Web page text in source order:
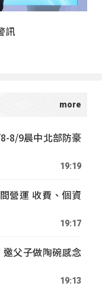
訊
8/9晨中北部防豪
19:19
營運 收費、個資
19:17
父子做陶碗感念
19:13